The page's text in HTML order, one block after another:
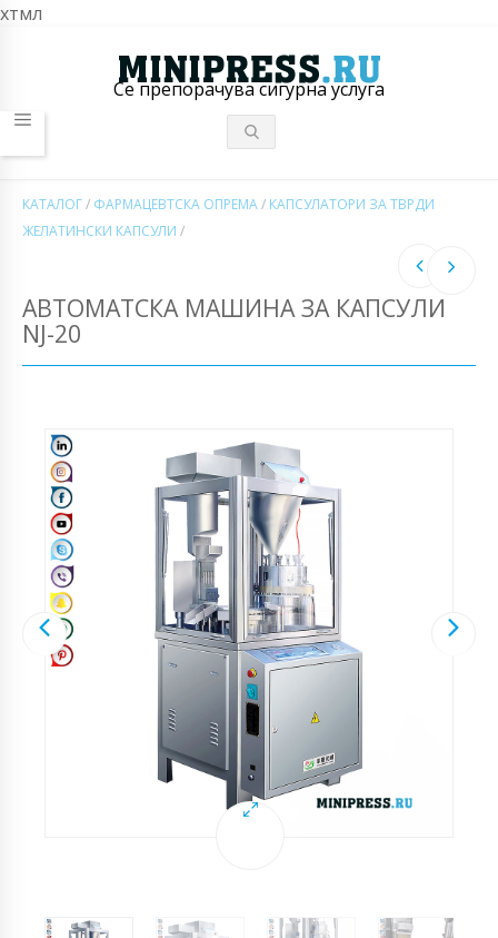
хтмл
Се препорачува сигурна услуга
КАТАЛОГ/ ФАРМАЦЕВТСКА ОПРЕМА/ КАПСУЛАТОРИ ЗА ТВРДИ
ЖЕЛАТИНСКИ КАПСУЛИ /
АВТОМАТСКА МАШИНА ЗА КАПСУЛИ
NJ-20